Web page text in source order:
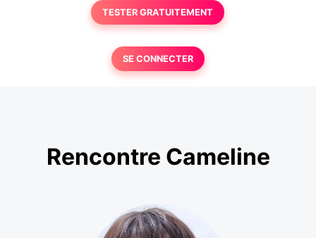
TESTER GRATUITEMENT
SE CONNECTER
Rencontre Cameline